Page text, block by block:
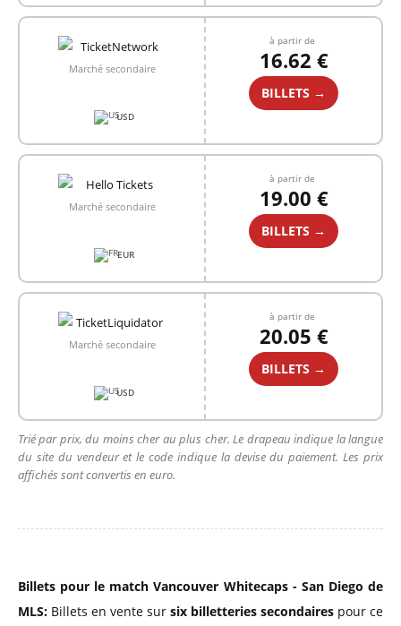
Marché secondaire
USD
à partir de
16.62 €
BILLETS →
Marché secondaire
EUR
à partir de
19.00 €
BILLETS →
Marché secondaire
USD
à partir de
20.05 €
BILLETS →
Trié par prix, du moins cher au plus cher. Le drapeau indique la langue
du site du vendeur et le code indique la devise du paiement. Les prix
affichés sont convertis en euro.
Billets pour le match Vancouver Whitecaps - San Diego de
MLS: Billets en vente sur six billetteries secondaires pour ce